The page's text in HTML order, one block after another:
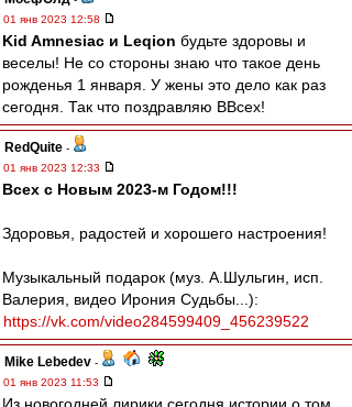
01 янв 2023 12:58
Kid Amnesiac и Leqion будьте здоровы и
веселы! Не со стороны знаю что такое день
рожденья 1 января. У жены это дело как раз
сегодня. Так что поздравляю ВВсех!
RedQuite -
01 янв 2023 12:33
Всех с Новым 2023-м Годом!!!
Здоровья, радостей и хорошего настроения!
Музыкальный подарок (муз. А.Шульгин, исп.
Валерия, видео Ирония Судьбы...):
https://vk.com/video284599409_456239522
Mike Lebedev -
01 янв 2023 11:53